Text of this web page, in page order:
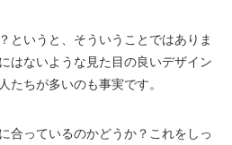
というと、そういうことではありま
はないような見た目の良いデザイン
たちが多いのも事実です。
合っているのかどうか？これをしっ